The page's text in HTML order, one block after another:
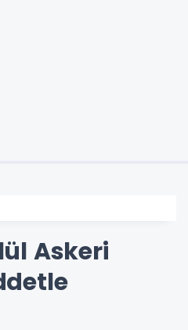
Askeri